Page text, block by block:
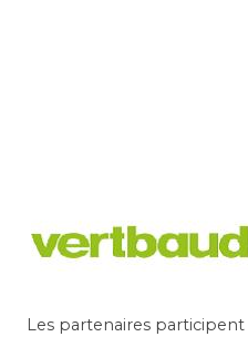
Les partenaires participent